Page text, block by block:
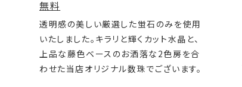
無料
透明感の美しい厳選した蛍石のみを使用
いたしました。キラリと輝くカット水晶と、
上品な藤色ベースのお洒落な2色房を合
わせた当店オリジナル数珠でございます。